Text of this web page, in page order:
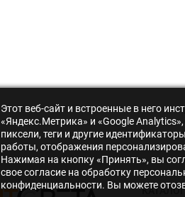
Этот веб-сайт и встроенные в него
«Яндекс.Метрика» и «Google
пиксели, теги и другие
работы, отображения
Нажимая на кнопку «Принять», вы
свое согласие на обработку
конфиденциальности. Вы можете